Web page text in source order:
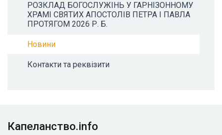
РОЗКЛАД БОГОСЛУЖІНЬ У ГАРНІЗОННОМУ
ХРАМІ СВЯТИХ АПОСТОЛІВ ПЕТРА І ПАВЛА
ПРОТЯГОМ 2026 Р. Б.
Новини
Контакти та реквізити
Капеланство.info